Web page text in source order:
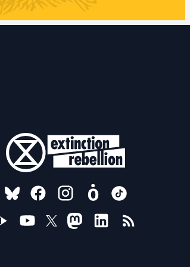
FOLLOW US ON